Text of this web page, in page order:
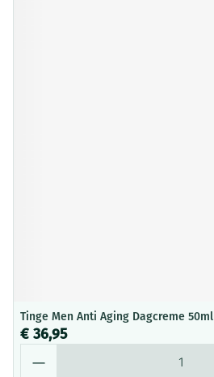
Tinge Men Anti Aging Dagcreme 50ml
€ 36,95